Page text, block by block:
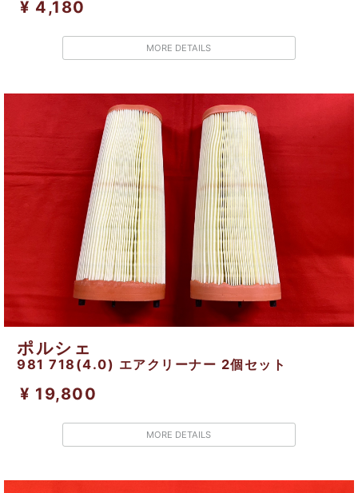
¥ 4,180
MORE DETAILS
ポルシェ
981 718(4.0) エアクリーナー 2個セット
¥ 19,800
MORE DETAILS